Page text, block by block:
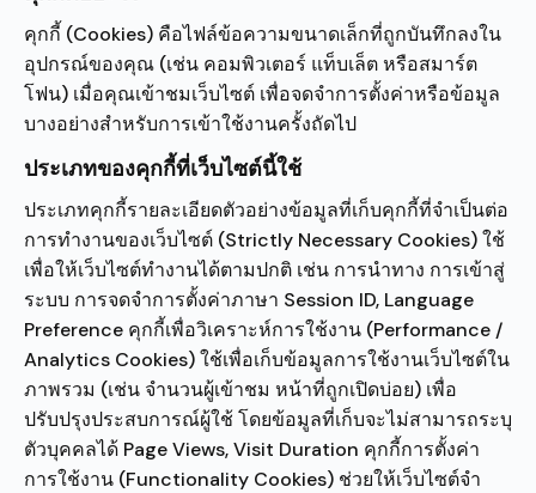
คุกกี้ (Cookies) คือไฟล์ข้อความขนาดเล็กที่ถูกบันทึกลงใน
อุปกรณ์ของคุณ (เช่น คอมพิวเตอร์ แท็บเล็ต หรือสมาร์ต
โฟน) เมื่อคุณเข้าชมเว็บไซต์ เพื่อจดจำการตั้งค่าหรือข้อมูล
บางอย่างสำหรับการเข้าใช้งานครั้งถัดไป
ประเภทของคุกกี้ที่เว็บไซต์นี้ใช้
ประเภทคุกกี้รายละเอียดตัวอย่างข้อมูลที่เก็บคุกกี้ที่จำเป็นต่อ
การทำงานของเว็บไซต์ (Strictly Necessary Cookies) ใช้
เพื่อให้เว็บไซต์ทำงานได้ตามปกติ เช่น การนำทาง การเข้าสู่
ระบบ การจดจำการตั้งค่าภาษา Session ID, Language
Preference คุกกี้เพื่อวิเคราะห์การใช้งาน (Performance /
Analytics Cookies) ใช้เพื่อเก็บข้อมูลการใช้งานเว็บไซต์ใน
ภาพรวม (เช่น จำนวนผู้เข้าชม หน้าที่ถูกเปิดบ่อย) เพื่อ
ปรับปรุงประสบการณ์ผู้ใช้ โดยข้อมูลที่เก็บจะไม่สามารถระบุ
ตัวบุคคลได้ Page Views, Visit Duration คุกกี้การตั้งค่า
การใช้งาน (Functionality Cookies) ช่วยให้เว็บไซต์จำ